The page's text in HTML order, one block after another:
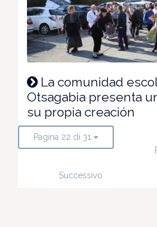
La comunidad
Otsagabia presenta
su propia creación
Pagina 22 di 31
Successivo